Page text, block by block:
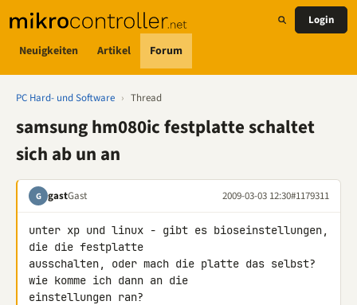
Neuigkeiten Artikel Forum
Login
PC Hard- und Software › Thread
samsung hm080ic festplatte schaltet
sich ab un an
G gastGast 2009-03-03 12:30#1179311
unter xp und linux - gibt es bioseinstellungen,
die die festplatte
ausschalten, oder mach die platte das selbst?
wie komme ich dann an die
einstellungen ran?